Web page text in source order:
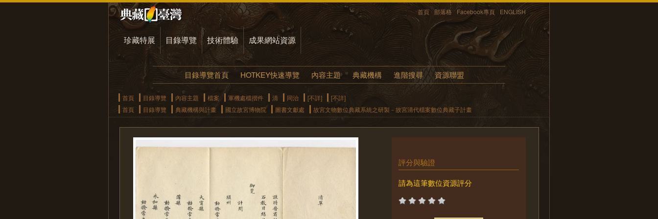
首頁 部落格 Facebook專頁 ENGLISH
珍藏特展 目錄導覽 技術體驗 成果網站資源
目錄導覽首頁 HOTKEY快速導覽 內容主題 典藏機構 進階搜尋 資源聯盟
首頁 目錄導覽 內容主題 檔案 軍機處檔摺件 清 同治 [不詳]
[不詳]
首頁
目錄導覽 典藏機構與計畫 國立故宮博物院 圖書文獻處 故宮文物數位典藏系統之研製－故宮清代檔案數位典藏子計畫
評分與驗證
請為這筆數位資源評分